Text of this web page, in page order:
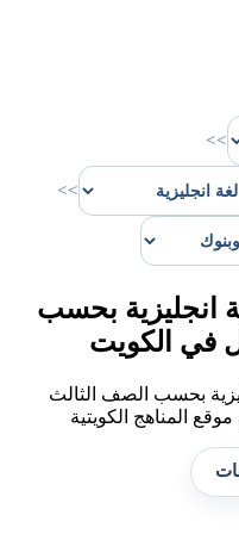
>>
>>
انجليزية بحسب
في الكويت
بحسب الصف الثالث
المناهج الكويتية